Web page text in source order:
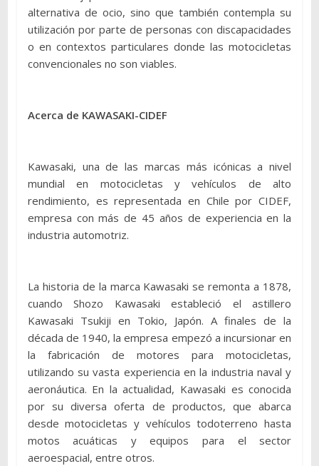
alternativa de ocio, sino que también contempla su
utilización por parte de personas con discapacidades
o en contextos particulares donde las motocicletas
convencionales no son viables.
Acerca de KAWASAKI-CIDEF
Kawasaki, una de las marcas más icónicas a nivel
mundial en motocicletas y vehículos de alto
rendimiento, es representada en Chile por CIDEF,
empresa con más de 45 años de experiencia en la
industria automotriz.
La historia de la marca Kawasaki se remonta a 1878,
cuando Shozo Kawasaki estableció el astillero
Kawasaki Tsukiji en Tokio, Japón. A finales de la
década de 1940, la empresa empezó a incursionar en
la fabricación de motores para motocicletas,
utilizando su vasta experiencia en la industria naval y
aeronáutica. En la actualidad, Kawasaki es conocida
por su diversa oferta de productos, que abarca
desde motocicletas y vehículos todoterreno hasta
motos acuáticas y equipos para el sector
aeroespacial, entre otros.